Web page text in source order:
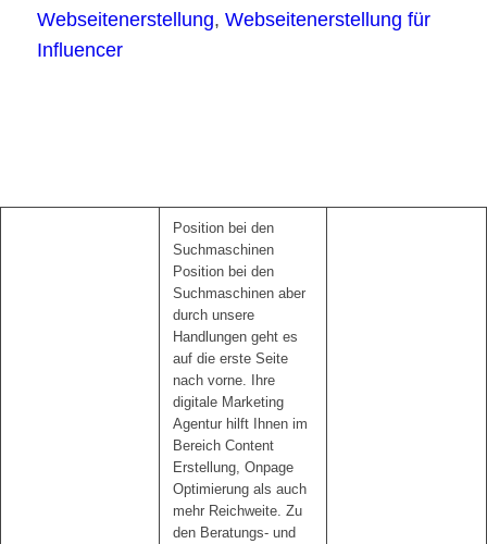
Webseitenerstellung, Webseitenerstellung für
Influencer
Position bei den
Suchmaschinen
Position bei den
Suchmaschinen aber
durch unsere
Handlungen geht es
auf die erste Seite
nach vorne. Ihre
digitale Marketing
Agentur hilft Ihnen im
Bereich Content
Erstellung, Onpage
Optimierung als auch
mehr Reichweite. Zu
den Beratungs- und